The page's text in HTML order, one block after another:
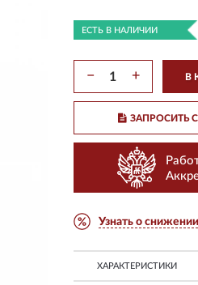
ЕСТЬ В НАЛИЧИИ
− + В
ЗАПРОСИТЬ
Узнать о
ХАРАКТЕРИСТИКИ